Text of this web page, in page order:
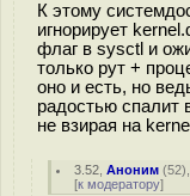
К этому
игнорирует
флаг в sysctl и
только рут +
оно и есть, но
радостью
не взирая на
3.52 ,Аноним (52
[к модератору]